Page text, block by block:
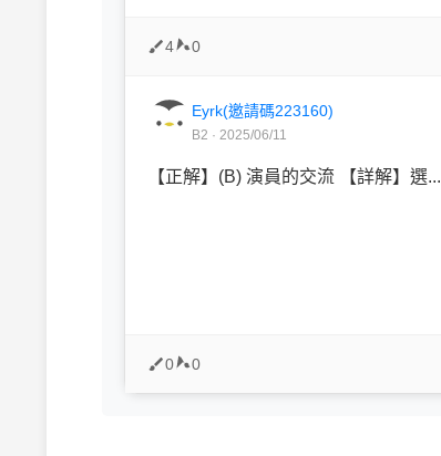
4 0
Eyrk(邀請碼223160)
B2 · 2025/06/11
【正解】(B) 演員的交流 【詳解】選...
0 0